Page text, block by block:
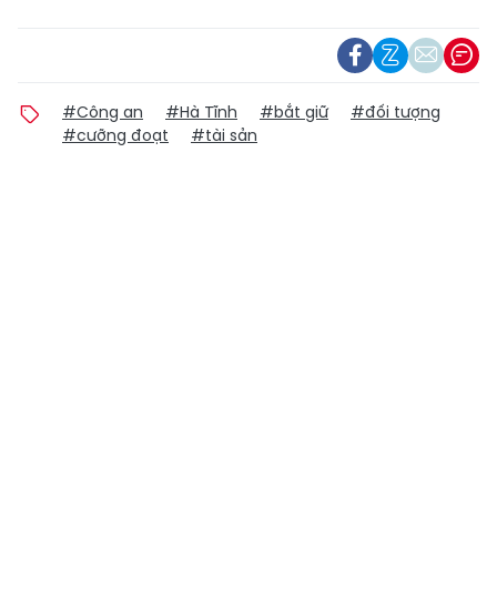
#Công an #Hà Tĩnh #bắt giữ
#đối tượng
#cưỡng đoạt
#tài sản